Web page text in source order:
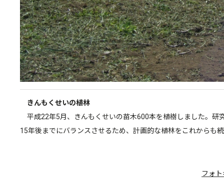
きんもくせいの植林
平成22年5月、きんもくせいの苗木600本を植樹しました。
15年後までにバランスさせるため、計画的な植林をこれからも
フォ